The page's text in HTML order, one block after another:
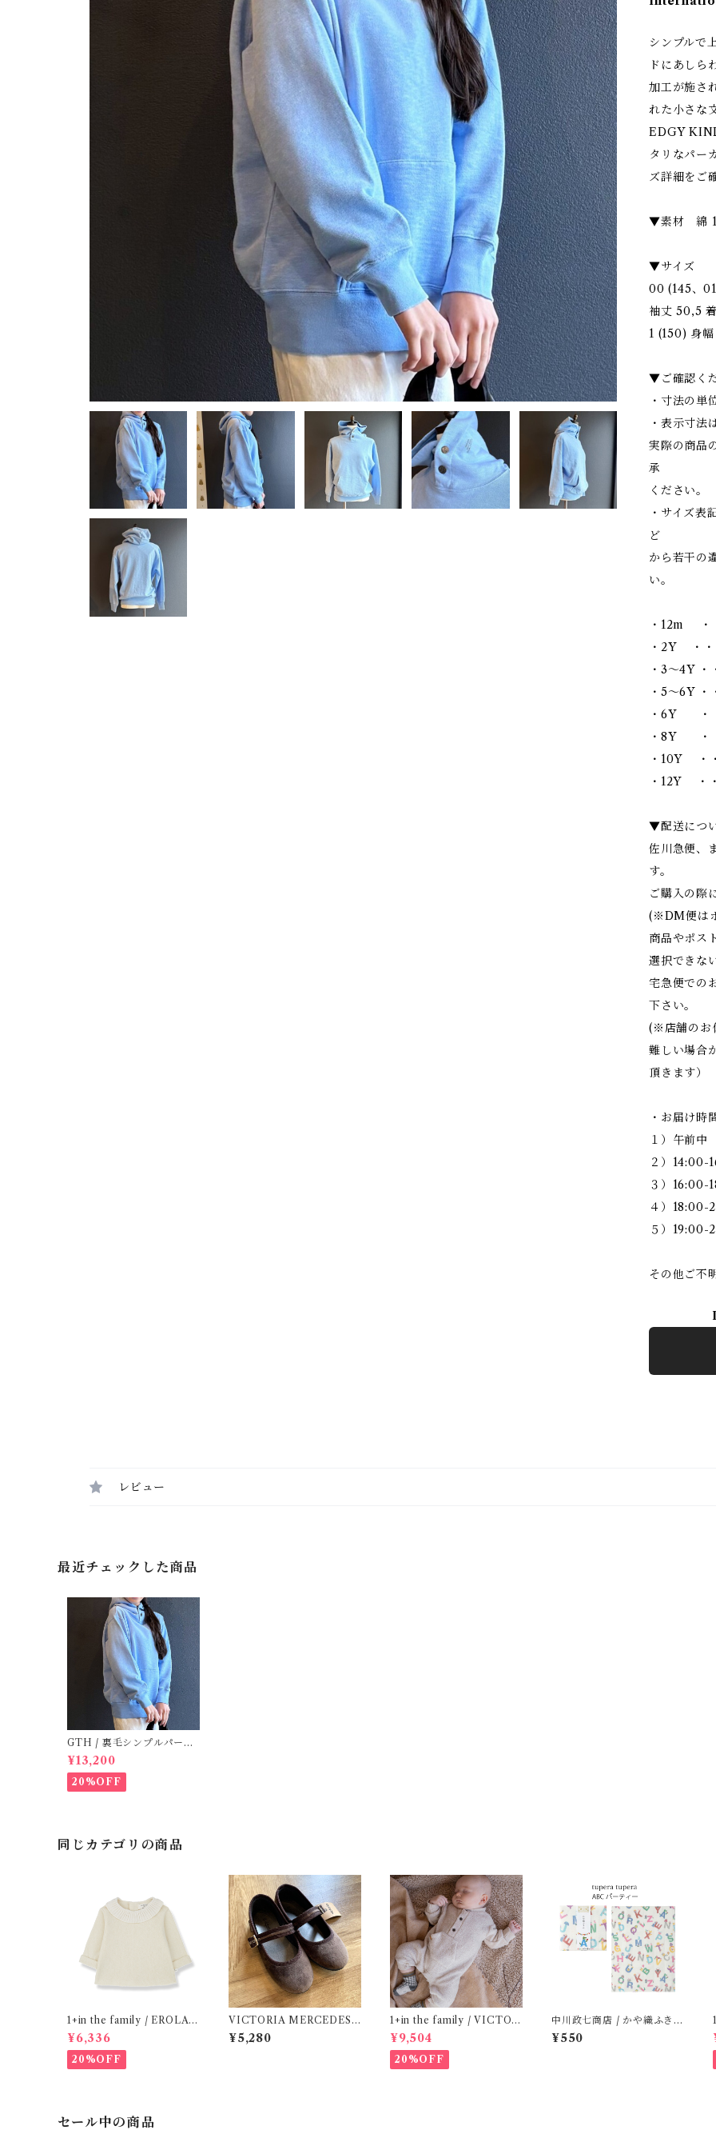
シンプルで
ドにあしら
加工が施さ
れた小さ
EDGY
タリなパー
ズ詳細をご
▼素材 綿
▼サイズ
00 (145、
袖丈 50,5
1 (150) 身
▼ご確認く
・寸法の単
・表示寸法
実際の商品
承
ください。
・サイズ表
ど
から若干の
い。
・12m
・2Y ・
・3～4Y
・5～6Y
・6Y ・
・8Y ・
・10Y ・
・12Y ・
▼配送につ
佐川急便、
す。
ご購入の際
(※DM便は
商品やポス
選択できな
宅急便での
下さい。
(※店舗のお
難しい場合
頂きます）
・お届け時
１）午前中
２）14:00-
３）16:00-
４）18:00-
５）19:00-
その他ご不
レビュー
最近チェックした商品
GTH / 裏毛シンプルパーカ
/ BL (00 )
¥13,200
20%OFF
同じカテゴリの商品
1+in the family / EROLA (
24m )
¥6,336
20%OFF
VICTORIA MERCEDES (
29-34 / Testa )
¥5,280
1+in the family / VICTOR
( 12m )
¥9,504
20%OFF
中川政七商店 / かや織ふきん
( tupera tupera ABCパー
ティー)
¥550
セール中の商品